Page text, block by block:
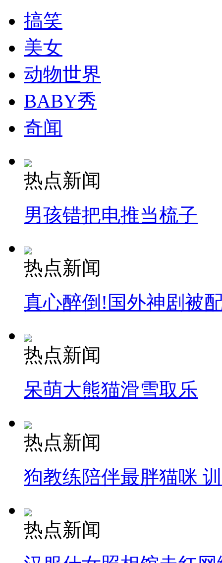
搞笑
美女
动物世界
BABY秀
奇闻
热点新闻
男孩错把电推当梳子
热点新闻
真心醉倒!国外神剧被
热点新闻
呆萌大熊猫滑雪取乐
热点新闻
狗教练陪伴最胖猫咪
热点新闻